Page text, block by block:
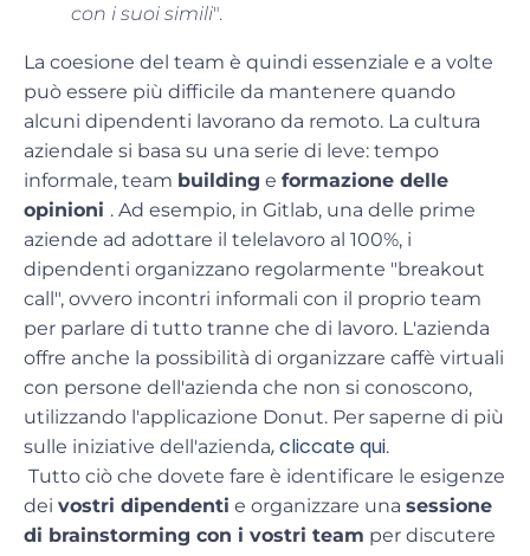
con i suoi simili".
La coesione del team è quindi essenziale e a volte
può essere più difficile da mantenere quando
alcuni dipendenti lavorano da remoto. La cultura
aziendale si basa su una serie di leve: tempo
informale, team building e formazione delle
opinioni . Ad esempio, in Gitlab, una delle prime
aziende ad adottare il telelavoro al 100%, i
dipendenti organizzano regolarmente "breakout
call", ovvero incontri informali con il proprio team
per parlare di tutto tranne che di lavoro. L'azienda
offre anche la possibilità di organizzare caffè virtuali
con persone dell'azienda che non si conoscono,
utilizzando l'applicazione Donut. Per saperne di più
sulle iniziative dell'azienda, cliccate qui.
Tutto ciò che dovete fare è identificare le esigenze
dei vostri dipendenti e organizzare una sessione
di brainstorming con i vostri team per discutere